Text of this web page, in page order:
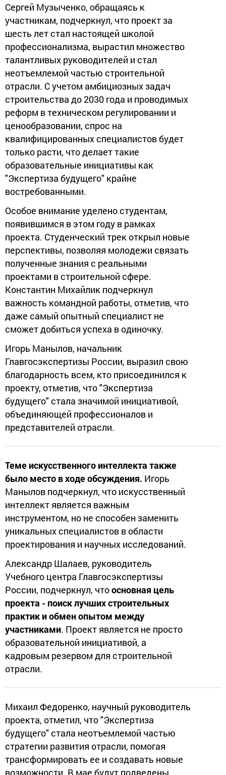
Сергей Музыченко, обращаясь к
участникам, подчеркнул, что проект за
шесть лет стал настоящей школой
профессионализма, вырастил множество
талантливых руководителей и стал
неотъемлемой частью строительной
отрасли. С учетом амбициозных задач
строительства до 2030 года и проводимых
реформ в техническом регулировании и
ценообразовании, спрос на
квалифицированных специалистов будет
только расти, что делает такие
образовательные инициативы как
"Экспертиза будущего" крайне
востребованными.
Особое внимание уделено студентам,
появившимся в этом году в рамках
проекта. Студенческий трек открыл новые
перспективы, позволяя молодежи связать
полученные знания с реальными
проектами в строительной сфере.
Константин Михайлик подчеркнул
важность командной работы, отметив, что
даже самый опытный специалист не
сможет добиться успеха в одиночку.
Игорь Манылов, начальник
Главгосэкспертизы России, выразил свою
благодарность всем, кто присоединился к
проекту, отметив, что "Экспертиза
будущего" стала значимой инициативой,
объединяющей профессионалов и
представителей отрасли.
Теме искусственного интеллекта также
было место в ходе обсуждения. Игорь
Манылов подчеркнул, что искусственный
интеллект является важным
инструментом, но не способен заменить
уникальных специалистов в области
проектирования и научных исследований.
Александр Шалаев, руководитель
Учебного центра Главгосэкспертизы
России, подчеркнул, чтоосновная цель
проекта - поиск лучших строительных
практик и обмен опытом между
участниками. Проект является не просто
образовательной инициативой, а
кадровым резервом для строительной
отрасли.
Михаил Федоренко, научный руководитель
проекта, отметил, что "Экспертиза
будущего" стала неотъемлемой частью
стратегии развития отрасли, помогая
трансформировать ее и создавать новые
возможности. В мае будут подведены